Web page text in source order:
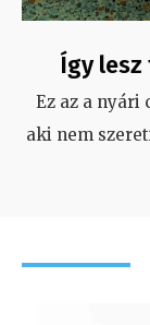
Így
Ez az a nyári
aki nem